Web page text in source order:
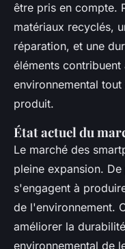
être pris en compte.
matériaux recyclés,
réparation, et une
éléments
environnemental
produit.
État actuel du
Le marché des
pleine expansion.
s'engagent à
de l'environnement.
améliorer la
environnemental de